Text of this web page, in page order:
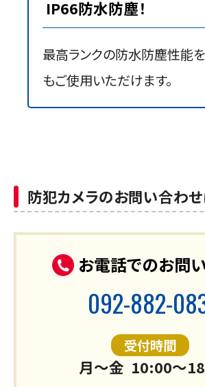
IP66防水防塵！
最高ランクの防水防塵性能
もご使用いただけます。
防犯カメラのお問い合わせ
お電話でのお問
092-882-
受付時間
月～金 10:00～